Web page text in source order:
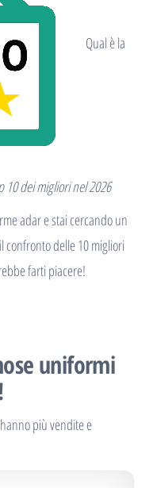
Qual è la
10 dei migliori nel 2026
adar e stai cercando un
confronto delle 10 migliori
farti piacere!
uniformi
più vendite e